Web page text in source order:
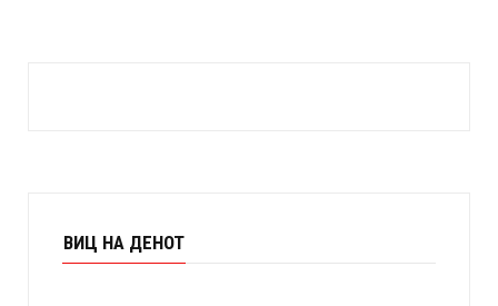
ВИЦ НА ДЕНОТ